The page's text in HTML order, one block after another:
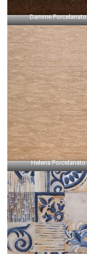
Damme Porcelanato
Helena Porcelanato